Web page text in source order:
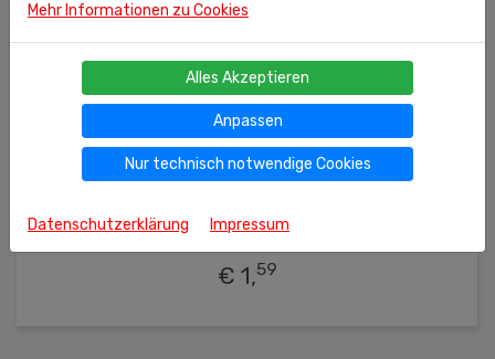
100g (kg = 15.90 €)
Ähnliche Produkte
Würzmischung für Möhrensalat nach
koreanischer Art
€ 1,59
Mehr Informationen zu Cookies
Alles Akzeptieren
Anpassen
Nur technisch notwendige Cookies
Datenschutzerklärung Impressum